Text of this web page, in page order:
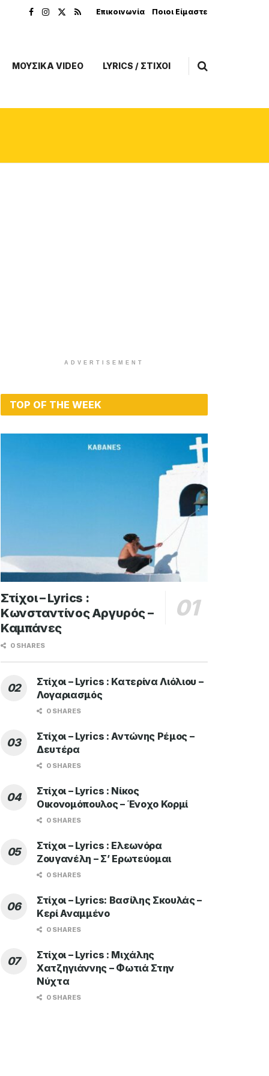
Επικοινωνία Ποιοι Είμαστε
ΜΟΥΣΙΚΑ VIDEO LYRICS / ΣΤΙΧΟΙ
ADVERTISEMENT
TOP OF THE WEEK
Στίχοι – Lyrics :
Κωνσταντίνος Αργυρός –
Καμπάνες
0 SHARES
Στίχοι – Lyrics : Κατερίνα Λιόλιου –
Λογαριασμός
0 SHARES
Στίχοι – Lyrics : Αντώνης Ρέμος –
Δευτέρα
0 SHARES
Στίχοι – Lyrics : Νίκος
Οικονομόπουλος – Ένοχο Κορμί
0 SHARES
Στίχοι – Lyrics : Ελεωνόρα
Ζουγανέλη – Σ’ Ερωτεύομαι
0 SHARES
Στίχοι – Lyrics: Βασίλης Σκουλάς –
Κερί Αναμμένο
0 SHARES
Στίχοι – Lyrics : Μιχάλης
Χατζηγιάννης – Φωτιά Στην
Νύχτα
0 SHARES